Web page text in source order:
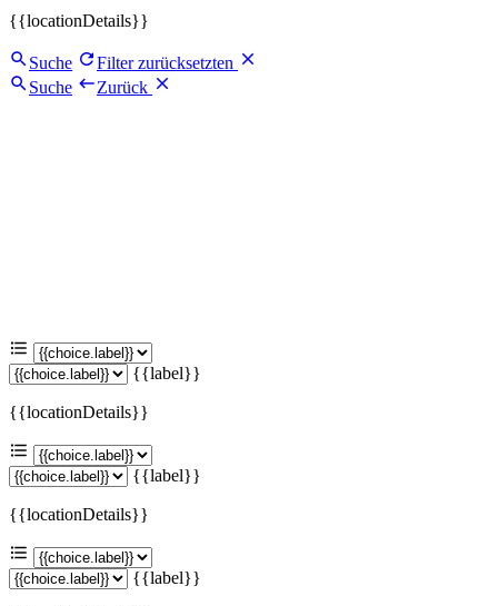
{{locationDetails}}
Suche
Filter zurücksetzten
Suche
Zurück
{{label}}
{{locationDetails}}
{{label}}
{{locationDetails}}
{{label}}